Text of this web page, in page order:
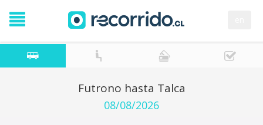
Futrono hasta Talca
08/08/2026